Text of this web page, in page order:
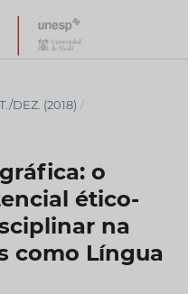
DEZ. (2018) /
o
ético-
na
como Língua